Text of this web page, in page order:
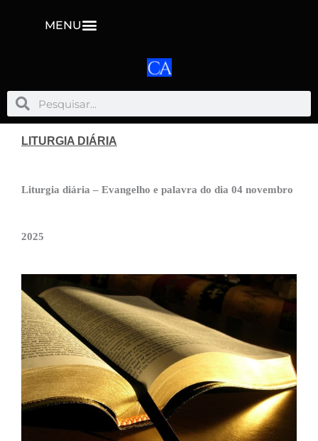
MENU
PesquisarPesquisar
LITURGIA DIÁRIA
Liturgia diária – Evangelho e palavra do dia 04 novembro
2025